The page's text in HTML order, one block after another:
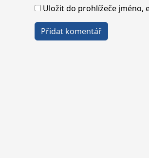
Uložit do prohlížeče jméno,